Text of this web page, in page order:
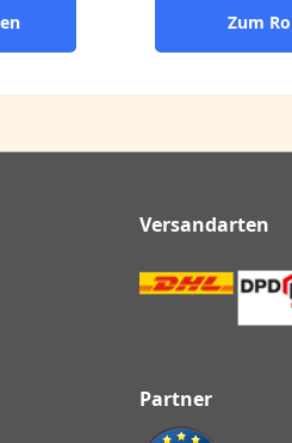
Zum
Versandarten
Partner